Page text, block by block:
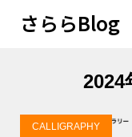
さららBlog
2024
CALLIGRAPHY